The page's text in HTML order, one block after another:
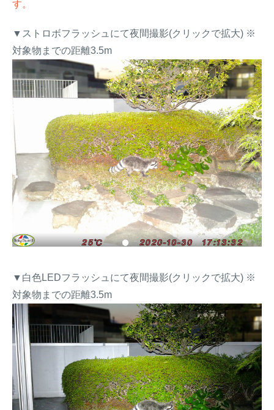
す。
▼ストロボフラッシュにて夜間撮影(クリックで拡大) ※
対象物までの距離3.5m
▼白色LEDフラッシュにて夜間撮影(クリックで拡大) ※
対象物までの距離3.5m